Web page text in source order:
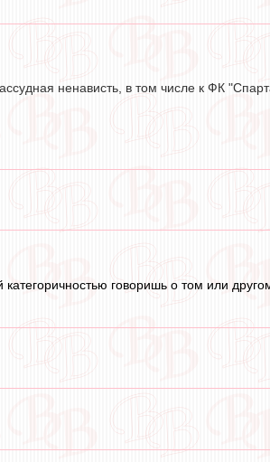
ненависть, в том числе к ФК
говоришь о том или